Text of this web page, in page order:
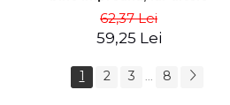
Sinek
62,37 Lei
59,25 Lei
1 2 3 ... 8